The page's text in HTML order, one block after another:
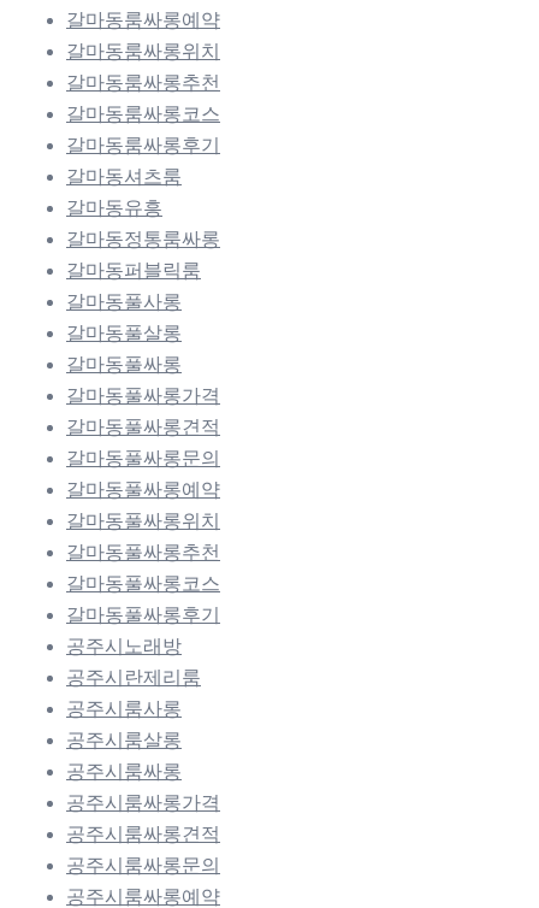
갈마동룸싸롱예약
갈마동룸싸롱위치
갈마동룸싸롱추천
갈마동룸싸롱코스
갈마동룸싸롱후기
갈마동셔츠룸
갈마동유흥
갈마동정통룸싸롱
갈마동퍼블릭룸
갈마동풀사롱
갈마동풀살롱
갈마동풀싸롱
갈마동풀싸롱가격
갈마동풀싸롱견적
갈마동풀싸롱문의
갈마동풀싸롱예약
갈마동풀싸롱위치
갈마동풀싸롱추천
갈마동풀싸롱코스
갈마동풀싸롱후기
공주시노래방
공주시란제리룸
공주시룸사롱
공주시룸살롱
공주시룸싸롱
공주시룸싸롱가격
공주시룸싸롱견적
공주시룸싸롱문의
공주시룸싸롱예약